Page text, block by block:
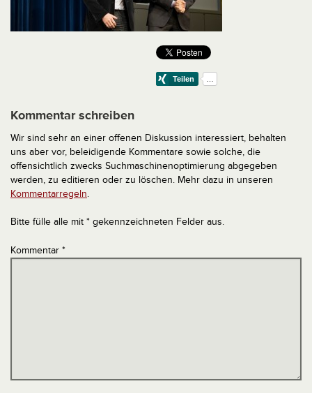
Kommentar schreiben
Wir sind sehr an einer offenen Diskussion interessiert, behalten
uns aber vor, beleidigende Kommentare sowie solche, die
offensichtlich zwecks Suchmaschinenoptimierung abgegeben
werden, zu editieren oder zu löschen. Mehr dazu in unseren
Kommentarregeln.
Bitte fülle alle mit * gekennzeichneten Felder aus.
Kommentar *